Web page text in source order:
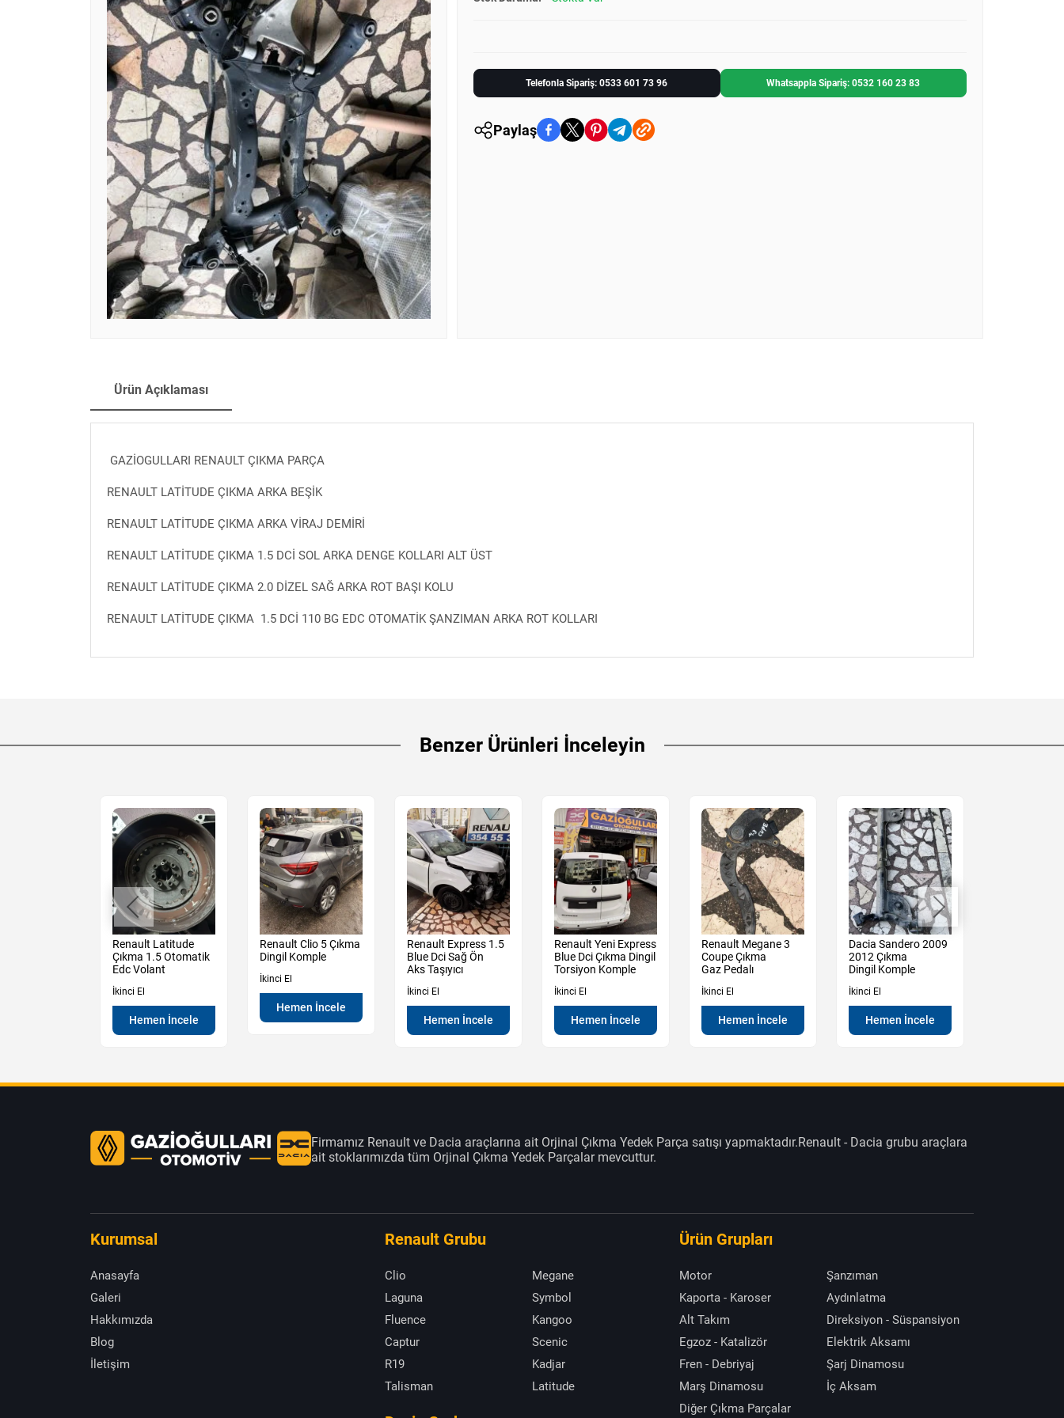
Telefonla Sipariş: 0533 601 73 96 Whatsappla Sipariş: 0532 160 23 83
Paylaş
Ürün Açıklaması
GAZİOGULLARI RENAULT ÇIKMA PARÇA
RENAULT LATİTUDE ÇIKMA ARKA BEŞİK
RENAULT LATİTUDE ÇIKMA ARKA VİRAJ DEMİRİ
RENAULT LATİTUDE ÇIKMA 1.5 DCİ SOL ARKA DENGE KOLLARI ALT ÜST
RENAULT LATİTUDE ÇIKMA 2.0 DİZEL SAĞ ARKA ROT BAŞI KOLU
RENAULT LATİTUDE ÇIKMA 1.5 DCİ 110 BG EDC OTOMATİK ŞANZIMAN ARKA ROT KOLLARI
Benzer Ürünleri İnceleyin
Renault Latitude
Çıkma 1.5 Otomatik
Edc Volant
İkinci El
Hemen İncele
Renault Clio 5 Çıkma
Dingil Komple
İkinci El
Hemen İncele
Renault Express 1.5
Blue Dci Sağ Ön
Aks Taşıyıcı
İkinci El
Hemen İncele
Renault Yeni Express
Blue Dci Çıkma Dingil
Torsiyon Komple
İkinci El
Hemen İncele
Renault Megane 3
Coupe Çıkma
Gaz Pedalı
İkinci El
Hemen İncele
Dacia Sandero 2009
2012 Çıkma
Dingil Komple
İkinci El
Hemen İncele
Firmamız Renault ve Dacia araçlarına ait Orjinal Çıkma Yedek Parça satışı yapmaktadır.Renault - Dacia grubu araçlara
ait stoklarımızda tüm Orjinal Çıkma Yedek Parçalar mevcuttur.
Kurumsal
Anasayfa
Galeri
Hakkımızda
Blog
İletişim
Renault Grubu
Clio
Megane
Laguna
Symbol
Fluence
Kangoo
Captur
Scenic
R19
Kadjar
Talisman
Latitude
Ürün Grupları
Motor
Şanzıman
Kaporta - Karoser
Aydınlatma
Alt Takım
Direksiyon - Süspansiyon
Egzoz - Katalizör
Elektrik Aksamı
Fren - Debriyaj
Şarj Dinamosu
Marş Dinamosu
İç Aksam
Diğer Çıkma Parçalar